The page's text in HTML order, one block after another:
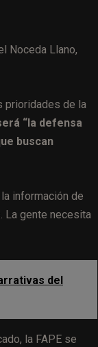
Noceda Llano,
prioridades de la
“la defensa
buscan
información de
La gente necesita
del
la FAPE se